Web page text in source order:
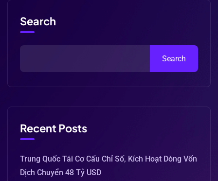
Search
Search
Recent Posts
Trung Quốc Tái Cơ Cấu Chỉ Số, Kích Hoạt Dòng Vốn
Dịch Chuyển 48 Tỷ USD